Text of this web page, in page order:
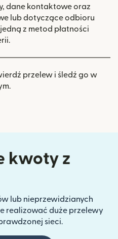
dane kontaktowe oraz
lub dotyczące odbioru
z metod płatności
przelew i śledź go w
kwoty z
lub nieprzewidzianych
realizować duże przelewy
sieci.